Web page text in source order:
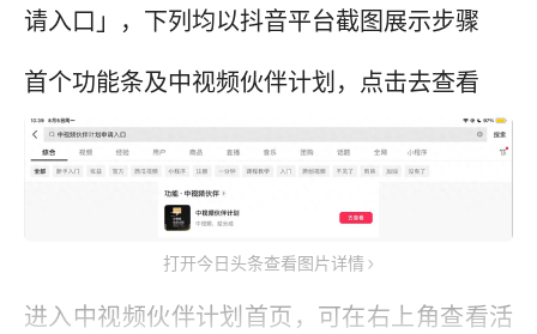
请入口」，下列均以抖音平台截图展示步骤
首个功能条及中视频伙伴计划，点击去查看
打开今日头条查看图片详情
进入中视频伙伴计划首页，可在右上角查看活